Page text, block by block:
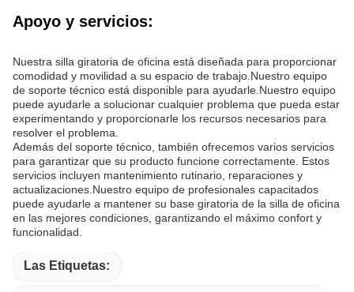
Apoyo y servicios:
Nuestra silla giratoria de oficina está diseñada para proporcionar
comodidad y movilidad a su espacio de trabajo.Nuestro equipo
de soporte técnico está disponible para ayudarle.Nuestro equipo
puede ayudarle a solucionar cualquier problema que pueda estar
experimentando y proporcionarle los recursos necesarios para
resolver el problema.
Además del soporte técnico, también ofrecemos varios servicios
para garantizar que su producto funcione correctamente. Estos
servicios incluyen mantenimiento rutinario, reparaciones y
actualizaciones.Nuestro equipo de profesionales capacitados
puede ayudarle a mantener su base giratoria de la silla de oficina
en las mejores condiciones, garantizando el máximo confort y
funcionalidad.
Las Etiquetas: